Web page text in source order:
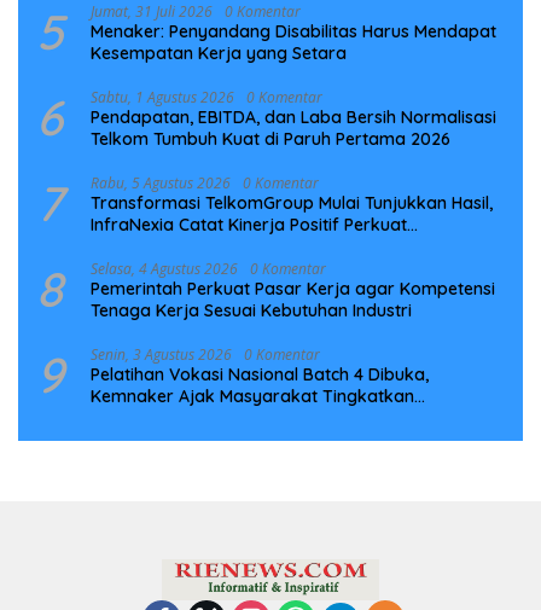
5 Jumat, 31 Juli 2026 0 Komentar
Menaker: Penyandang Disabilitas Harus Mendapat
Kesempatan Kerja yang Setara
6 Sabtu, 1 Agustus 2026 0 Komentar
Pendapatan, EBITDA, dan Laba Bersih Normalisasi
Telkom Tumbuh Kuat di Paruh Pertama 2026
7 Rabu, 5 Agustus 2026 0 Komentar
Transformasi TelkomGroup Mulai Tunjukkan Hasil,
InfraNexia Catat Kinerja Positif Perkuat
8 Selasa, 4 Agustus 2026 0 Komentar
Pemerintah Perkuat Pasar Kerja agar Kompetensi
Tenaga Kerja Sesuai Kebutuhan Industri
9 Senin, 3 Agustus 2026 0 Komentar
Pelatihan Vokasi Nasional Batch 4 Dibuka,
Kemnaker Ajak Masyarakat Tingkatkan